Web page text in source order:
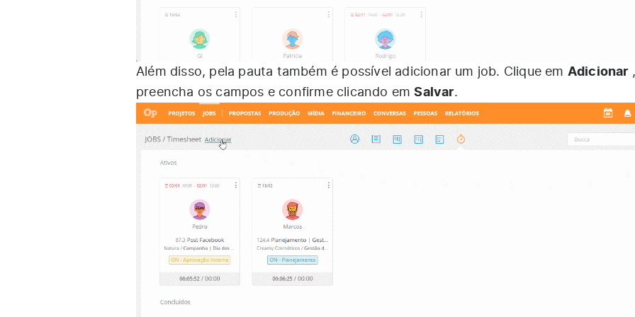
Além disso, pela pauta também é possível adicionar um job. Clique em Adicionar
preencha os campos e confirme clicando emSalvar.